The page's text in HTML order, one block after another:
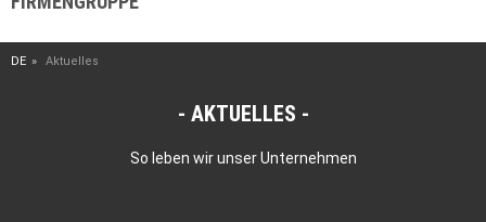
DE Aktuelles
AKTUELLES
So leben wir unser Unternehmen